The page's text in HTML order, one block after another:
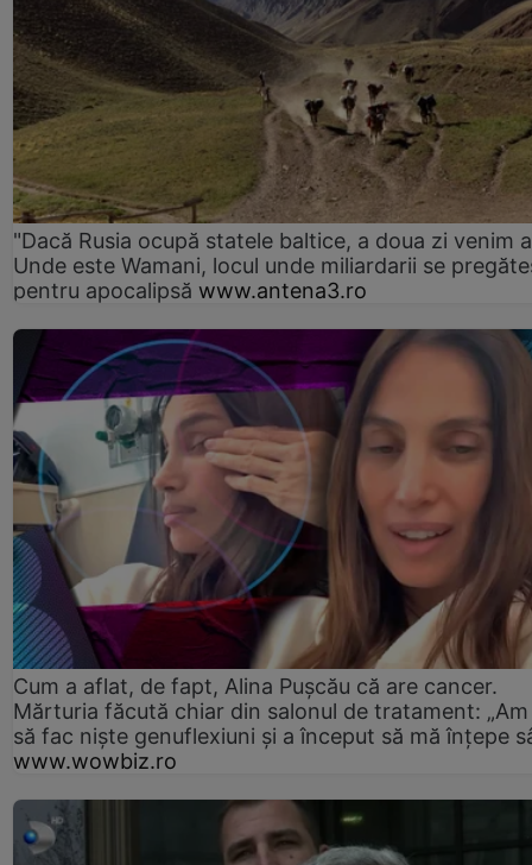
"Dacă Rusia ocupă statele baltice, a doua zi venim
Unde este Wamani, locul unde miliardarii se
pentru apocalipsă www.antena3.ro
Cum a aflat, de fapt, Alina Pușcău că are cancer.
Mărturia făcută chiar din salonul de tratament:
să fac niște genuflexiuni și a început să mă înțepe
www.wowbiz.ro